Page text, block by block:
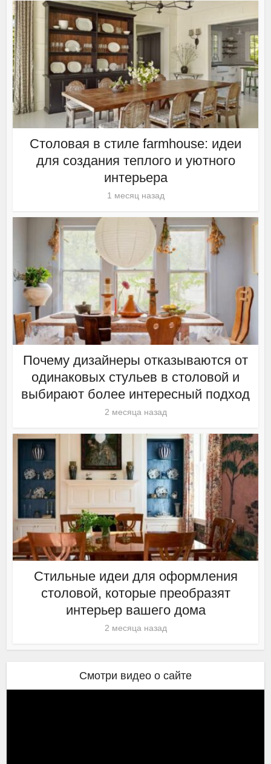
Столовая в стиле farmhouse: идеи
для создания теплого и уютного
интерьера
1 месяц назад
Почему дизайнеры отказываются от
одинаковых стульев в столовой и
выбирают более интересный подход
2 месяца назад
Стильные идеи для оформления
столовой, которые преобразят
интерьер вашего дома
2 месяца назад
Смотри видео о сайте